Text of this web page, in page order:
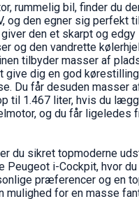
rummelig bil, finder du
og den egner sig perfekt
den et skarpt og
og den vandrette
tilbyder masser af
give dig en god
Du får desuden masser
til 1.467 liter, hvis du
og du får
du sikret topmoderne
Peugeot i-Cockpit, hvor
præferencer og en
mulighed for en masse